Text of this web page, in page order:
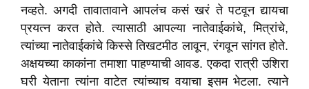
नव्हते. अगदी तावातावाने आपलंच कसं खरं ते पटवून द्यायचा
प्रयत्न करत होते. त्यासाठी आपल्या नातेवाईकांचे, मित्रांचे,
त्यांच्या नातेवाईकांचे किस्से तिखटमीठ लावून, रंगवून सांगत होते.
अक्षयच्या काकांना तमाशा पाहण्याची आवड. एकदा रात्री उशिरा
घरी येताना त्यांना वाटेत त्यांच्याच वयाचा इसम भेटला. त्याने